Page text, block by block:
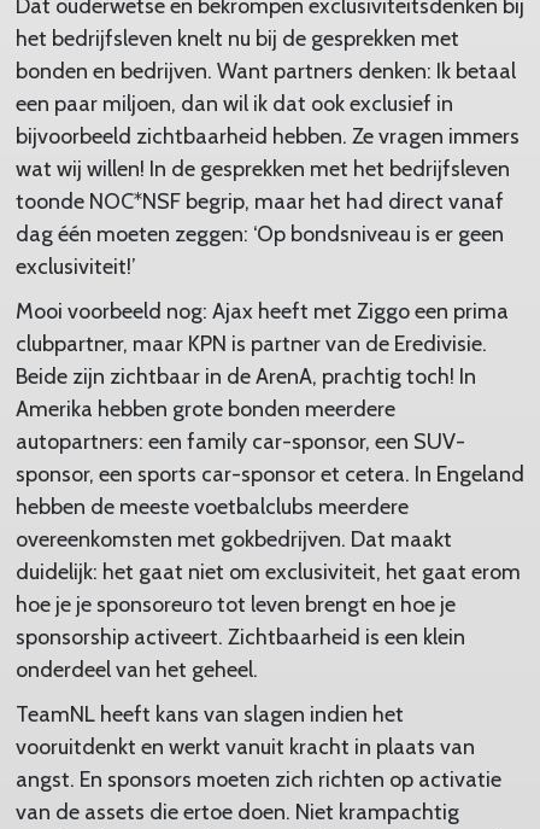
Dat ouderwetse en bekrompen exclusiviteitsdenken bij
het bedrijfsleven knelt nu bij de gesprekken met
bonden en bedrijven. Want partners denken: Ik betaal
een paar miljoen, dan wil ik dat ook exclusief in
bijvoorbeeld zichtbaarheid hebben. Ze vragen immers
wat wij willen! In de gesprekken met het bedrijfsleven
toonde NOC*NSF begrip, maar het had direct vanaf
dag één moeten zeggen: ‘Op bondsniveau is er geen
exclusiviteit!’
Mooi voorbeeld nog: Ajax heeft met Ziggo een prima
clubpartner, maar KPN is partner van de Eredivisie.
Beide zijn zichtbaar in de ArenA, prachtig toch! In
Amerika hebben grote bonden meerdere
autopartners: een family car-sponsor, een SUV-
sponsor, een sports car-sponsor et cetera. In Engeland
hebben de meeste voetbalclubs meerdere
overeenkomsten met gokbedrijven. Dat maakt
duidelijk: het gaat niet om exclusiviteit, het gaat erom
hoe je je sponsoreuro tot leven brengt en hoe je
sponsorship activeert. Zichtbaarheid is een klein
onderdeel van het geheel.
TeamNL heeft kans van slagen indien het
vooruitdenkt en werkt vanuit kracht in plaats van
angst. En sponsors moeten zich richten op activatie
van de assets die ertoe doen. Niet krampachtig